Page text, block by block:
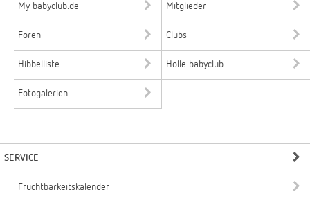
My babyclub.de Mitglieder
Foren Clubs
Hibbelliste Holle babyclub
Fotogalerien
SERVICE
Fruchtbarkeitskalender